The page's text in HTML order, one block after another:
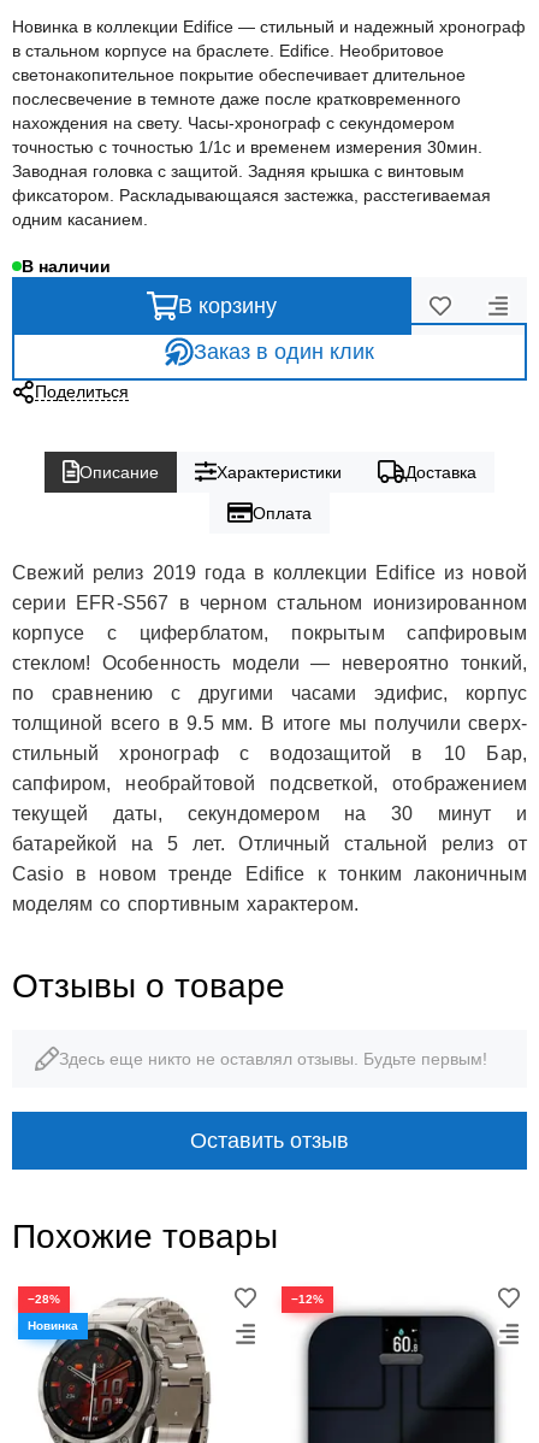
Новинка в коллекции Edifice — стильный и надежный хронограф
в стальном корпусе на браслете. Edifice. Необритовое
светонакопительное покрытие обеспечивает длительное
послесвечение в темноте даже после кратковременного
нахождения на свету. Часы-хронограф с секундомером
точностью с точностью 1/1с и временем измерения 30мин.
Заводная головка с защитой. Задняя крышка с винтовым
фиксатором. Раскладывающаяся застежка, расстегиваемая
одним касанием.
В наличии
В корзину
Заказ в один клик
Поделиться
Описание Характеристики Доставка
Оплата
Свежий релиз 2019 года в коллекции Edifice из новой
серии EFR-S567 в черном стальном ионизированном
корпусе с циферблатом, покрытым сапфировым
стеклом! Особенность модели — невероятно тонкий,
по сравнению с другими часами эдифис, корпус
толщиной всего в 9.5 мм. В итоге мы получили сверх-
стильный хронограф с водозащитой в 10 Бар,
сапфиром, необрайтовой подсветкой, отображением
текущей даты, секундомером на 30 минут и
батарейкой на 5 лет. Отличный стальной релиз от
Casio в новом тренде Edifice к тонким лаконичным
моделям со спортивным характером.
Отзывы о товаре
Здесь еще никто не оставлял отзывы. Будьте первым!
Оставить отзыв
Похожие товары
−28% −12%